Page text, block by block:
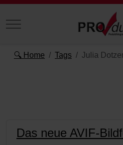
Mobile Menu Toggle
🔍 Home Tags Julia
Das neue AVIF-